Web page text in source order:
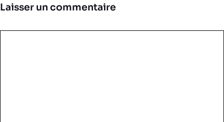
Laisser un commentaire